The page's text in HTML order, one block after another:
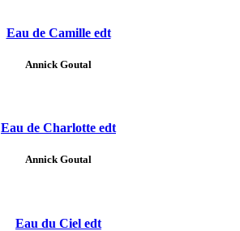
Eau de Camille edt
Annick Goutal
Eau de Charlotte edt
Annick Goutal
Eau du Ciel edt